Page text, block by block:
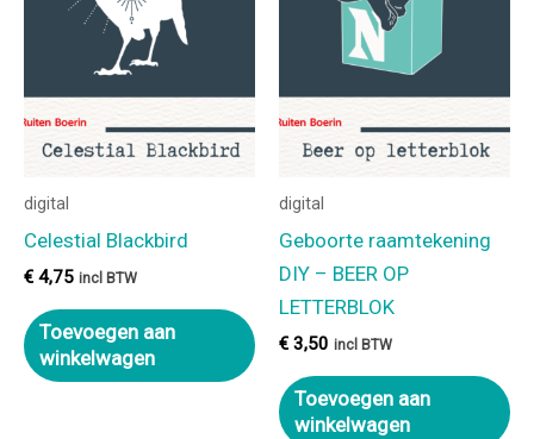
digital
Celestial Blackbird
€ 4,75 incl BTW
Toevoegen aan
winkelwagen
digital
Geboorte raamtekening
DIY – BEER OP
LETTERBLOK
€ 3,50 incl BTW
Toevoegen aan
winkelwagen